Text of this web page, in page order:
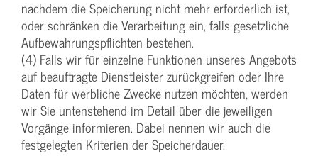
nachdem die Speicherung nicht mehr erforderlich ist,
oder schränken die Verarbeitung ein, falls gesetzliche
Aufbewahrungspflichten bestehen.
(4) Falls wir für einzelne Funktionen unseres Angebots
auf beauftragte Dienstleister zurückgreifen oder Ihre
Daten für werbliche Zwecke nutzen möchten, werden
wir Sie untenstehend im Detail über die jeweiligen
Vorgänge informieren. Dabei nennen wir auch die
festgelegten Kriterien der Speicherdauer.